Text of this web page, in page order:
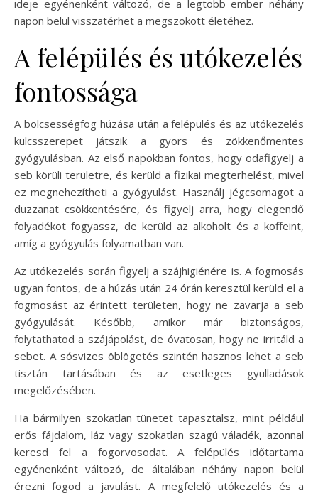
ideje egyénenként változó, de a legtöbb ember néhány
napon belül visszatérhet a megszokott életéhez.
A felépülés és utókezelés
fontossága
A bölcsességfog húzása után a felépülés és az utókezelés
kulcsszerepet játszik a gyors és zökkenőmentes
gyógyulásban. Az első napokban fontos, hogy odafigyelj a
seb körüli területre, és kerüld a fizikai megterhelést, mivel
ez megnehezítheti a gyógyulást. Használj jégcsomagot a
duzzanat csökkentésére, és figyelj arra, hogy elegendő
folyadékot fogyassz, de kerüld az alkoholt és a koffeint,
amíg a gyógyulás folyamatban van.
Az utókezelés során figyelj a szájhigiénére is. A fogmosás
ugyan fontos, de a húzás után 24 órán keresztül kerüld el a
fogmosást az érintett területen, hogy ne zavarja a seb
gyógyulását. Később, amikor már biztonságos,
folytathatod a szájápolást, de óvatosan, hogy ne irritáld a
sebet. A sósvizes öblögetés szintén hasznos lehet a seb
tisztán tartásában és az esetleges gyulladások
megelőzésében.
Ha bármilyen szokatlan tünetet tapasztalsz, mint például
erős fájdalom, láz vagy szokatlan szagú váladék, azonnal
keresd fel a fogorvosodat. A felépülés időtartama
egyénenként változó, de általában néhány napon belül
érezni fogod a javulást. A megfelelő utókezelés és a